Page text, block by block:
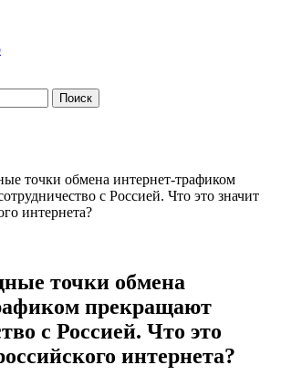
точки обмена интернет-трафиком
с Россией. Что это значит
интернета?
точки обмена
прекращают
с Россией. Что это
интернета?